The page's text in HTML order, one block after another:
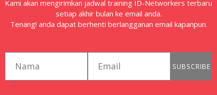
Kami akan mengirimkan jadwal training ID-Networkers terbaru
setiap akhir bulan ke email anda.
Tenang! anda dapat berhenti berlangganan email kapanpun.
SUBSCRIBE